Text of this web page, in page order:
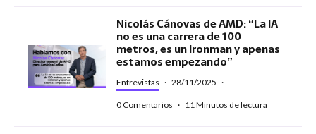
Nicolás Cánovas de AMD: “La IA
no es una carrera de 100
metros, es un Ironman y apenas
estamos empezando”
Entrevistas · 28/11/2025 ·
0 Comentarios · 11 Minutos de lectura